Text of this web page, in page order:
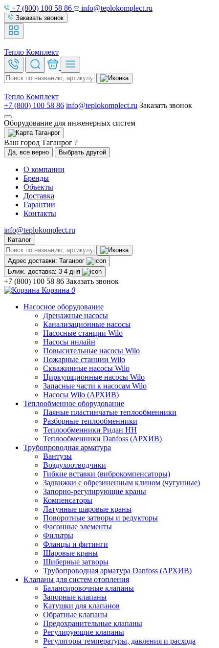
+7 (800) 100 58 86 info@teplokomplect.ru
Заказать звонок
Тепло Комплект
Тепло Комплект
+7 (800) 100 58 86 info@teplokomplect.ru Заказать звонок
Оборудование для инженерных систем
Таганрог
Ваш город Таганрог ?
Да, все верно Выбрать другой
О компании
Бренды
Объекты
Доставка
Гарантии
Контакты
info@teplokomplect.ru
Каталог
Адрес доставки: Таганрог
Ближ. доставка: 3-4 дня
+7 (800) 100 58 86 Заказать звонок
Корзина 0
Насосное оборудование
Дренажные насосы
Канализационные насосы
Насосные станции Wilo
Насосы инлайн
Повысительные насосы Wilo
Пожарные станции Wilo
Скважинные насосы Wilo
Циркуляционные насосы Wilo
Запасные части к насосам Wilo
Насосы Wilo (АРХИВ)
Теплообменное оборудование
Паяные пластинчатые теплообменники
Разборные теплообменники
Теплообменники Ридан НН
Теплообменники Danfoss (АРХИВ)
Трубопроводная арматура
Вантузы
Воздухоотводчики
Гибкие вставки (виброкомпенсаторы)
Задвижки с обрезиненным клином (чугунные)
Запорно-регулирующие краны
Компенсаторы
Латунные шаровые краны
Поворотные затворы и редукторы
Фасонные элементы
Фильтры
Фланцы и фитинги
Шаровые краны
Шиберные затворы
Трубопроводная арматура Danfoss (АРХИВ)
Клапаны для систем отопления
Балансировочные клапаны
Запорные клапаны
Катушки для клапанов
Обратные клапаны
Предохранительные клапаны
Регулирующие клапаны
Регуляторы температуры, давления и расхода